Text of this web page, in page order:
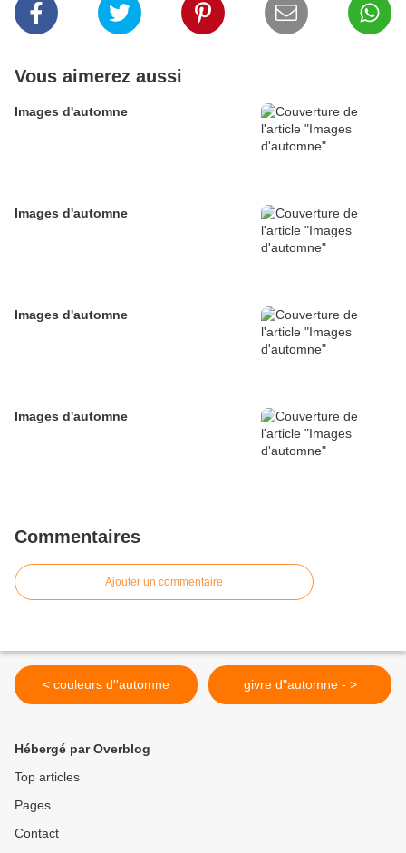
Vous aimerez aussi
Images d'automne
Images d'automne
Images d'automne
Images d'automne
Commentaires
Ajouter un commentaire
< couleurs d''automne givre d"automne - >
Hébergé par Overblog
Top articles
Pages
Contact